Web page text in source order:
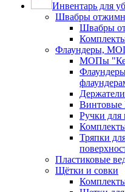
Инвентарь для
Швабры
Швабры
Флаундеры,
МОПы
Ручки для
Тряпки
Пластиковые
Щётки и совки